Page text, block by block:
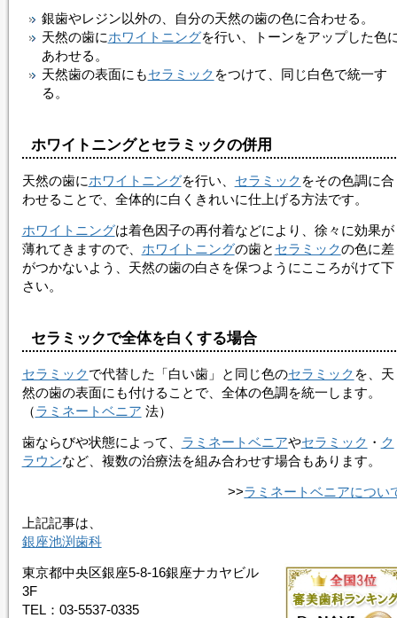
銀歯やレジン以外の、自分の天然の歯の色に合わせる。
天然の歯にホワイトニングを行い、トーンをアップした色
あわせる。
天然歯の表面にもセラミック をつけて、同じ白色で統一す
る。
ホワイトニングとセラミックの併用
天然の歯にホワイトニングを行い、 セラミック をその色調に合
わせることで、全体的に白くきれいに仕上げる方法です。
ホワイトニングは着色因子の再付着などにより、徐々に効果が
薄れてきますので、 ホワイトニングの歯と セラミックの色に差
がつかないよう、天然の歯の白さを保つようにこころがけて下
さい。
セラミックで全体を白くする場合
セラミックで代替した「白い歯」と同じ色のセラミック を、天
然の歯の表面にも付けることで、全体の色調を統一します。
（ラミネートベニア 法）
歯ならびや状態によって、 ラミネートベニアやセラミック ・ ク
ラウンなど、複数の治療法を組み合わせす場合もあります。
>>ラミネートベニアについ
上記記事は、
銀座池渕歯科
東京都中央区銀座5-8-16銀座ナカヤビル
3F
TEL：03-5537-0335